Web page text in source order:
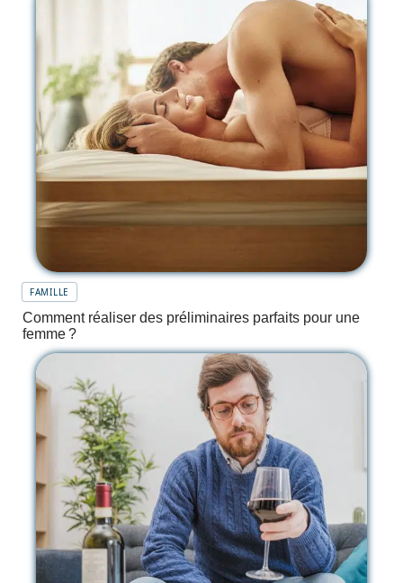
FAMILLE
Comment réaliser des préliminaires parfaits pour une
femme ?